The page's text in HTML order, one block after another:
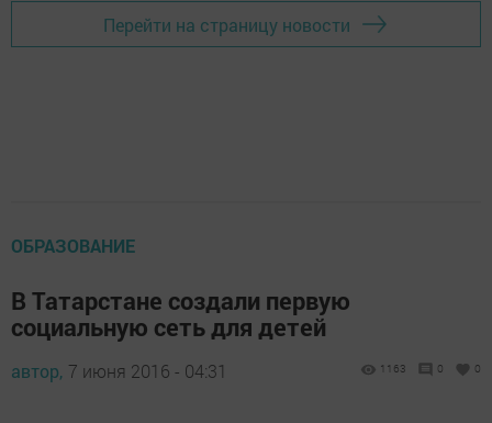
Перейти на страницу новости
ОБРАЗОВАНИЕ
В Татарстане создали первую
социальную сеть для детей
автор, 7 июня 2016 - 04:31 1163 0 0